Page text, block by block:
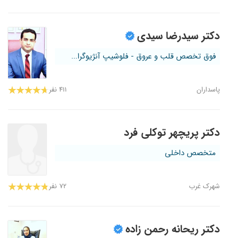
دکتر سیدرضا سیدی
فوق تخصص قلب و عروق - فلوشیپ آنژیوگرا...
پاسداران ۴۱۱ نفر
دکتر پریچهر توکلی فرد
متخصص داخلی
شهرک غرب ۷۲ نفر
دکتر ریحانه رحمن زاده